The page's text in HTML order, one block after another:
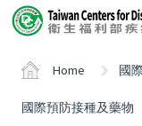
Center
block
Home 國
國際預防接種及藥物